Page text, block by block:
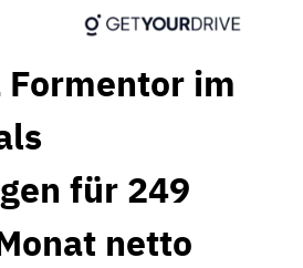
Formentor im
für 249
netto